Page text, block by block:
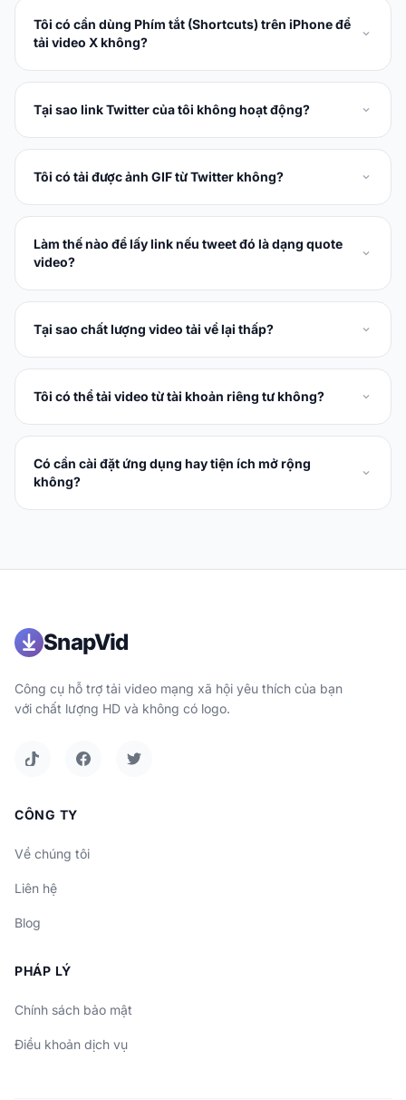
Tôi có cần dùng Phím tắt (Shortcuts) trên iPhone để
tải video X không?
Tại sao link Twitter của tôi không hoạt động?
Tôi có tải được ảnh GIF từ Twitter không?
Làm thế nào để lấy link nếu tweet đó là dạng quote
video?
Tại sao chất lượng video tải về lại thấp?
Tôi có thể tải video từ tài khoản riêng tư không?
Có cần cài đặt ứng dụng hay tiện ích mở rộng
không?
SnapVid
Công cụ hỗ trợ tải video mạng xã hội yêu thích của bạn
với chất lượng HD và không có logo.
CÔNG TY
Về chúng tôi
Liên hệ
Blog
PHÁP LÝ
Chính sách bảo mật
Điều khoản dịch vụ